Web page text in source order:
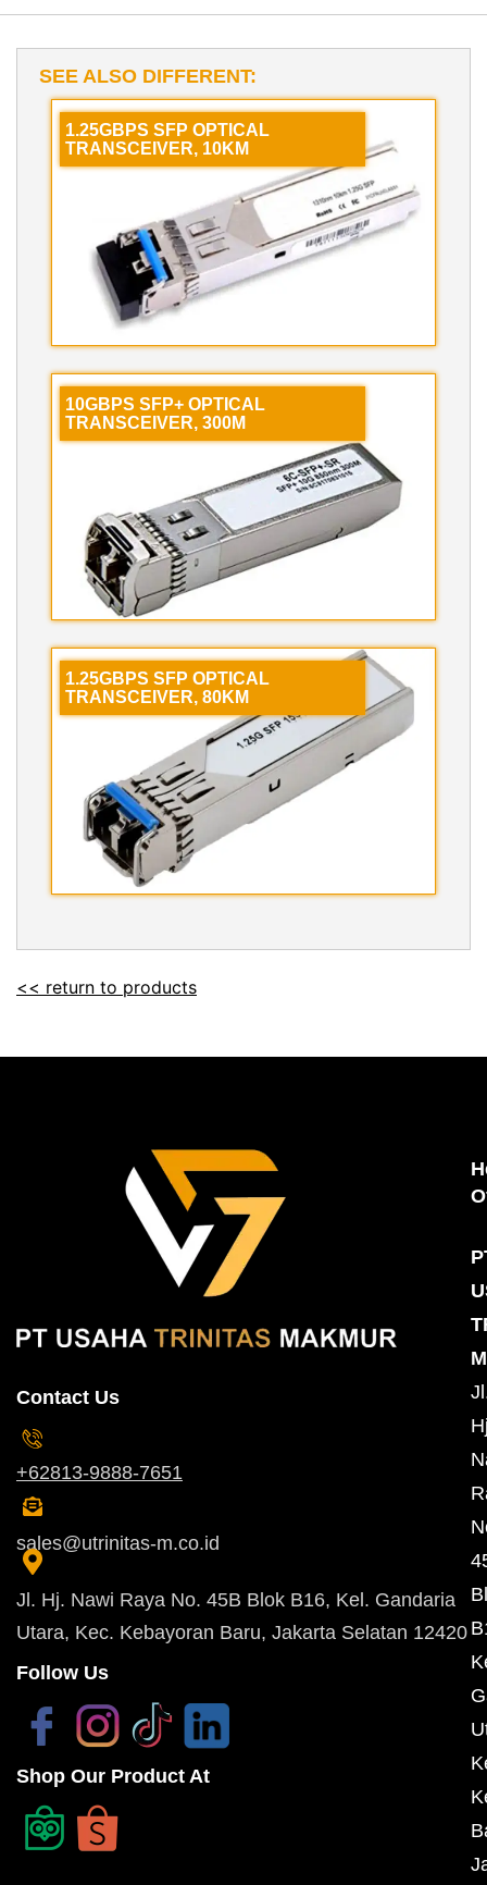
SEE ALSO DIFFERENT:
1.25GBPS SFP OPTICAL
TRANSCEIVER, 10KM
10GBPS SFP+ OPTICAL
TRANSCEIVER, 300M
1.25GBPS SFP OPTICAL
TRANSCEIVER, 80KM
<< return to products
Contact Us
+62813-9888-7651
sales@utrinitas-m.co.id
Jl. Hj. Nawi Raya No. 45B Blok B16, Kel. Gandaria
Utara, Kec. Kebayoran Baru, Jakarta Selatan 12420
Follow Us
Shop Our Product At